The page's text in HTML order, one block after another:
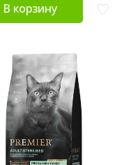
В корзину